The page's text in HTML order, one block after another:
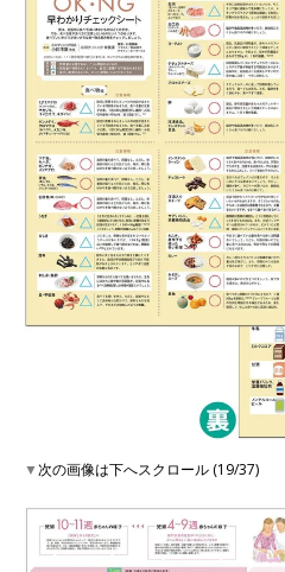
▼次の画像は下へスクロール (19/37)